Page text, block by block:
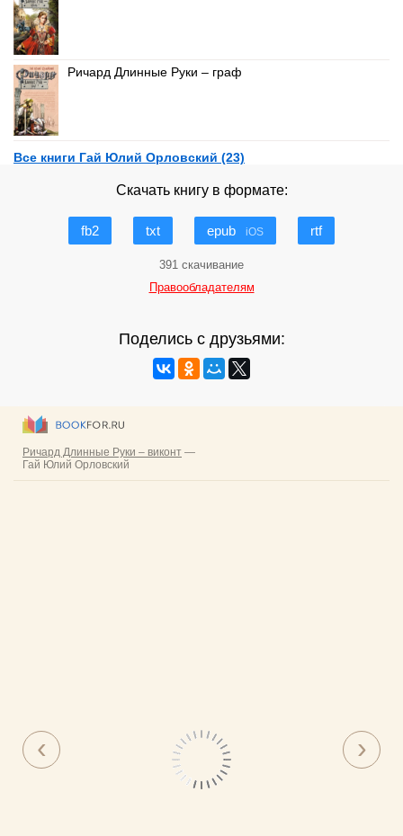
Ричард Длинные Руки – граф
Все книги Гай Юлий Орловский (23)
Скачать книгу в формате:
fb2 txt epub iOS rtf
391 скачивание
Правообладателям
Поделись с друзьями: